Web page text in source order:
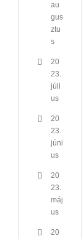
au
gus
ztu
s
20
23.
júli
us
20
23.
júni
us
20
23.
máj
us
20